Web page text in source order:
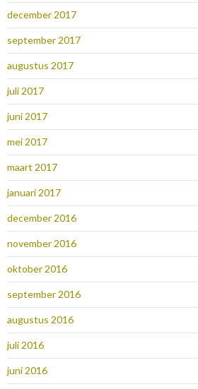
december 2017
september 2017
augustus 2017
juli 2017
juni 2017
mei 2017
maart 2017
januari 2017
december 2016
november 2016
oktober 2016
september 2016
augustus 2016
juli 2016
juni 2016